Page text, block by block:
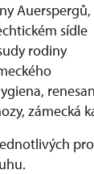
Auerspergů,
sídle
rodiny
zámecká